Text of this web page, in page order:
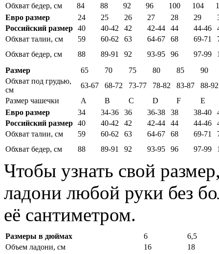
Обхват бедер, см
84 88 92 96 100 104
Евро размер
24 25 26 27 28 29
Российский размер 40 40-42 42 42-44 44 44-46
Обхват талии, см
59 60-62 63 64-67 68 69-71
Обхват бедер, см
88 89-91 92 93-95 96 97-99
Размер
65 70 75 80 85
90
Обхват под грудью,
см
63-67 68-72 73-77 78-82 83-87
88-92
Размер чашечки
A B C D F
E
Евро размер
34 34-36 36 36-38 38 38-40
Российский размер 40 40-42 42 42-44 44 44-46
Обхват талии, см
59 60-62 63 64-67 68 69-71
Обхват бедер, см
88 89-91 92 93-95 96 97-99
Чтобы узнать свой
ладони любой руки без
её сантиметром.
Размеры в дюймах 6
6,5
Объем ладони, см
16
18